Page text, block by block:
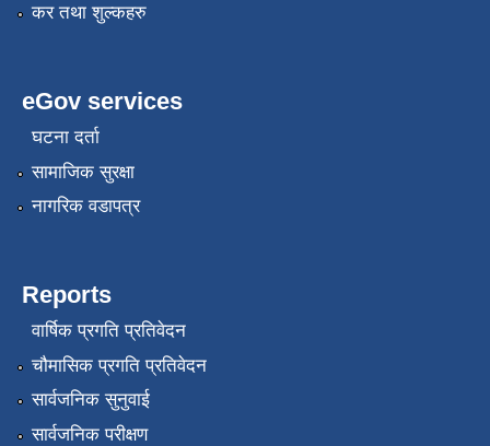
कर तथा शुल्कहरु
eGov services
घटना दर्ता
सामाजिक सुरक्षा
नागरिक वडापत्र
Reports
वार्षिक प्रगति प्रतिवेदन
चौमासिक प्रगति प्रतिवेदन
सार्वजनिक सुनुवाई
सार्वजनिक परीक्षण